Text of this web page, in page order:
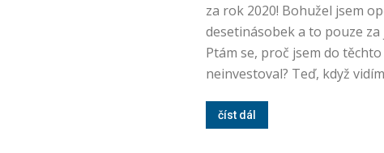
za rok 2020! Bohužel jsem
desetinásobek a to pouze
Ptám se, proč jsem do
neinvestoval? Teď, když
číst dál